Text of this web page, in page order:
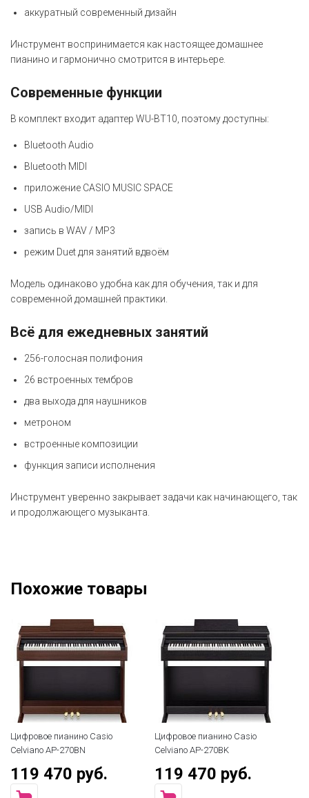
аккуратный современный дизайн
Инструмент воспринимается как настоящее домашнее
пианино и гармонично смотрится в интерьере.
Современные функции
В комплект входит адаптер WU-BT10, поэтому доступны:
Bluetooth Audio
Bluetooth MIDI
приложение CASIO MUSIC SPACE
USB Audio/MIDI
запись в WAV / MP3
режим Duet для занятий вдвоём
Модель одинаково удобна как для обучения, так и для
современной домашней практики.
Всё для ежедневных занятий
256-голосная полифония
26 встроенных тембров
два выхода для наушников
метроном
встроенные композиции
функция записи исполнения
Инструмент уверенно закрывает задачи как начинающего, так
и продолжающего музыканта.
Похожие товары
Цифровое пианино Casio
Celviano AP-270BN
119 470 руб.
Цифровое пианино Casio
Celviano AP-270BK
119 470 руб.